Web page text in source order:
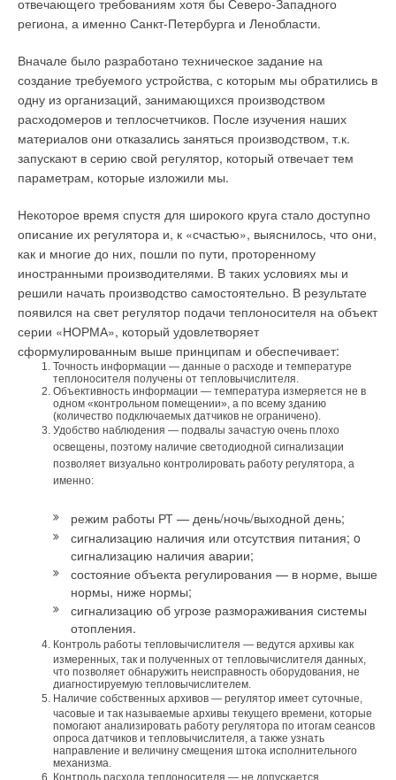
отвечающего требованиям хотя бы Северо-Западного
региона, а именно Санкт-Петербурга и Ленобласти.
Вначале было разработано техническое задание на
создание требуемого устройства, с которым мы обратились в
одну из организаций, занимающихся производством
расходомеров и теплосчетчиков. После изучения наших
материалов они отказались заняться производством, т.к.
запускают в серию свой регулятор, который отвечает тем
параметрам, которые изложили мы.
Некоторое время спустя для широкого круга стало доступно
описание их регулятора и, к «счастью», выяснилось, что они,
как и многие до них, пошли по пути, проторенному
иностранными производителями. В таких условиях мы и
решили начать производство самостоятельно. В результате
появился на свет регулятор подачи теплоносителя на объект
серии «НОРМА», который удовлетворяет
сформулированным выше принципам и обеспечивает:
Точность информации — данные о расходе и температуре
теплоносителя получены от тепловычислителя.
Объективность информации — температура измеряется не в
одном «контрольном помещении», а по всему зданию
(количество подключаемых датчиков не ограничено).
Удобство наблюдения — подвалы зачастую очень плохо
освещены, поэтому наличие светодиодной сигнализации
позволяет визуально контролировать работу регулятора, а
именно:
режим работы РТ — день/ночь/выходной день;
сигнализацию наличия или отсутствия питания; o
сигнализацию наличия аварии;
состояние объекта регулирования — в норме, выше
нормы, ниже нормы;
сигнализацию об угрозе размораживания системы
отопления.
Контроль работы тепловычислителя — ведутся архивы как
измеренных, так и полученных от тепловычислителя данных,
что позволяет обнаружить неисправность оборудования, не
диагностируемую тепловычислителем.
Наличие собственных архивов — регулятор имеет суточные,
часовые и так называемые архивы текущего времени, которые
помогают анализировать работу регулятора по итогам сеансов
опроса датчиков и тепловычислителя, а также узнать
направление и величину смещения штока исполнительного
механизма.
Контроль расхода теплоносителя — не допускается